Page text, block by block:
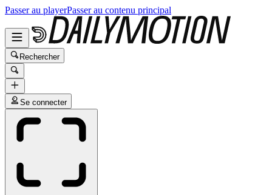
Passer au playerPasser au contenu principal
Rechercher
Se connecter